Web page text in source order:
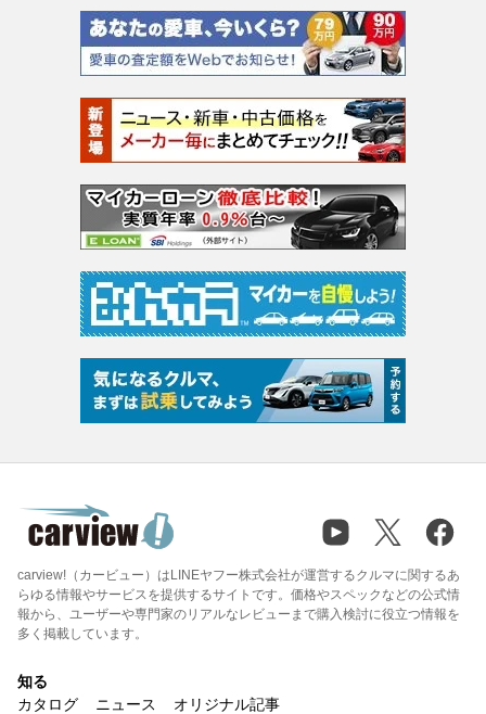
carview!（カービュー）はLINEヤフー株式会社が運営するクルマに関するあ
らゆる情報やサービスを提供するサイトです。価格やスペックなどの公式情
報から、ユーザーや専門家のリアルなレビューまで購入検討に役立つ情報を
多く掲載しています。
知る
カタログ
ニュース オリジナル記事